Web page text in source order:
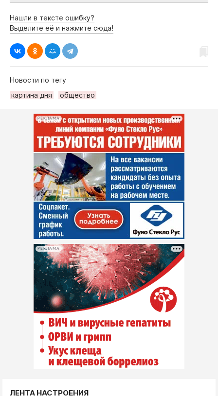
Нашли в тексте ошибку?
Выделите её и нажмите сюда!
Новости по тегу
картина дня
общество
РЕКЛАМА
РЕКЛАМА
ЛЕНТА НАСТРОЕНИЯ